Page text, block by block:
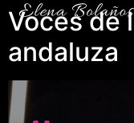
Voces de
andaluza